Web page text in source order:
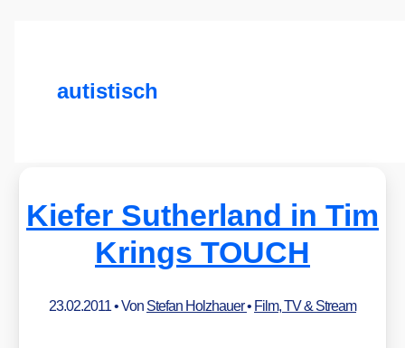
autistisch
Kiefer Sutherland in Tim
Krings TOUCH
23.02.2011• Von Stefan Holzhauer• Film, TV & Stream